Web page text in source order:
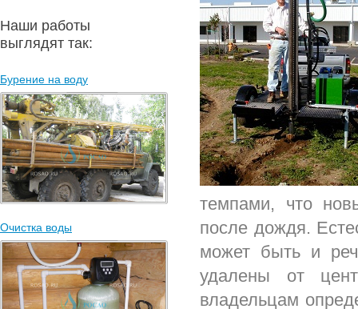
Наши работы
выглядят так:
Бурение на воду
Очистка воды
темпами, что
после дождя.
может быть и
удалены от
владельцам